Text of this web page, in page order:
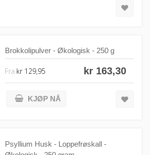
Brokkolipulver - Økologisk - 250 g
kr 163,30
Fra kr 129,95
KJØP NÅ
Psyllium Husk - Loppefrøskall -